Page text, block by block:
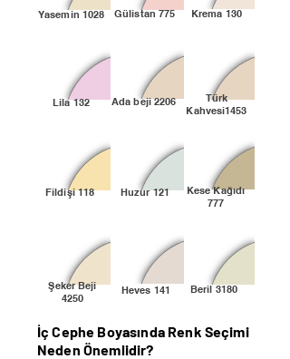
Yasemin 1028
Lila 132
Fildişi 118
Şeker Beji
4250
Gülistan 775
Ada beji 2206
Huzur 121
Heves 141
Krema 130
Türk
Kahvesi1453
Kese Kağıdı
777
Beril 3180
İç Cephe Boyasında Renk Seçimi
Neden Önemlidir?